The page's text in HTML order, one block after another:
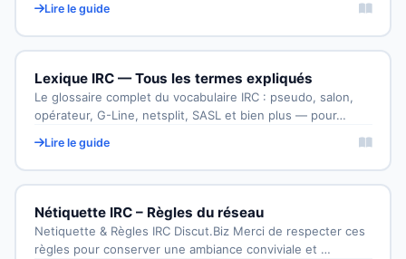
Lire le guide
Lexique IRC — Tous les termes expliqués
Le glossaire complet du vocabulaire IRC : pseudo, salon,
opérateur, G-Line, netsplit, SASL et bien plus — pour…
Lire le guide
Nétiquette IRC – Règles du réseau
Netiquette & Règles IRC Discut.Biz Merci de respecter ces
règles pour conserver une ambiance conviviale et …